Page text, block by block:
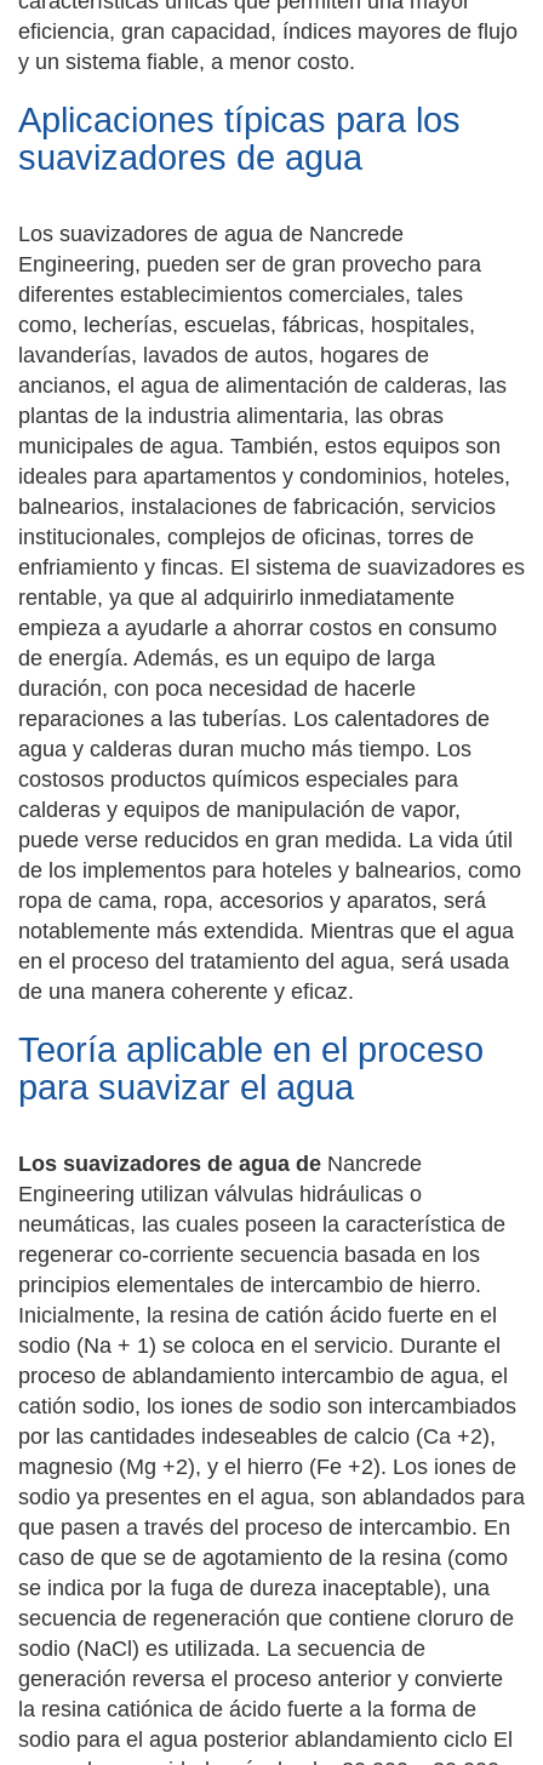
eficiencia, gran capacidad, índices mayores de flujo
y un sistema fiable, a menor costo.
Aplicaciones típicas para los
suavizadores de agua
Los suavizadores de agua de Nancrede
Engineering, pueden ser de gran provecho para
diferentes establecimientos comerciales, tales
como, lecherías, escuelas, fábricas, hospitales,
lavanderías, lavados de autos, hogares de
ancianos, el agua de alimentación de calderas, las
plantas de la industria alimentaria, las obras
municipales de agua. También, estos equipos son
ideales para apartamentos y condominios, hoteles,
balnearios, instalaciones de fabricación, servicios
institucionales, complejos de oficinas, torres de
enfriamiento y fincas. El sistema de suavizadores es
rentable, ya que al adquirirlo inmediatamente
empieza a ayudarle a ahorrar costos en consumo
de energía. Además, es un equipo de larga
duración, con poca necesidad de hacerle
reparaciones a las tuberías. Los calentadores de
agua y calderas duran mucho más tiempo. Los
costosos productos químicos especiales para
calderas y equipos de manipulación de vapor,
puede verse reducidos en gran medida. La vida útil
de los implementos para hoteles y balnearios, como
ropa de cama, ropa, accesorios y aparatos, será
notablemente más extendida. Mientras que el agua
en el proceso del tratamiento del agua, será usada
de una manera coherente y eficaz.
Teoría aplicable en el proceso
para suavizar el agua
Los suavizadores de agua de Nancrede
Engineering utilizan válvulas hidráulicas o
neumáticas, las cuales poseen la característica de
regenerar co-corriente secuencia basada en los
principios elementales de intercambio de hierro.
Inicialmente, la resina de catión ácido fuerte en el
sodio (Na + 1) se coloca en el servicio. Durante el
proceso de ablandamiento intercambio de agua, el
catión sodio, los iones de sodio son intercambiados
por las cantidades indeseables de calcio (Ca +2),
magnesio (Mg +2), y el hierro (Fe +2). Los iones de
sodio ya presentes en el agua, son ablandados para
que pasen a través del proceso de intercambio. En
caso de que se de agotamiento de la resina (como
se indica por la fuga de dureza inaceptable), una
secuencia de regeneración que contiene cloruro de
sodio (NaCl) es utilizada. La secuencia de
generación reversa el proceso anterior y convierte
la resina catiónica de ácido fuerte a la forma de
sodio para el agua posterior ablandamiento ciclo El